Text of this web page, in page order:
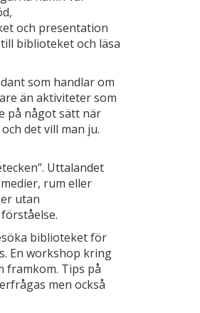
och presentation
biblioteket och läsa
som handlar om
än aktiviteter som
på något sätt när
det vill man ju.
Uttalandet
rum eller
utan
biblioteket för
En workshop kring
framkom. Tips på
men också